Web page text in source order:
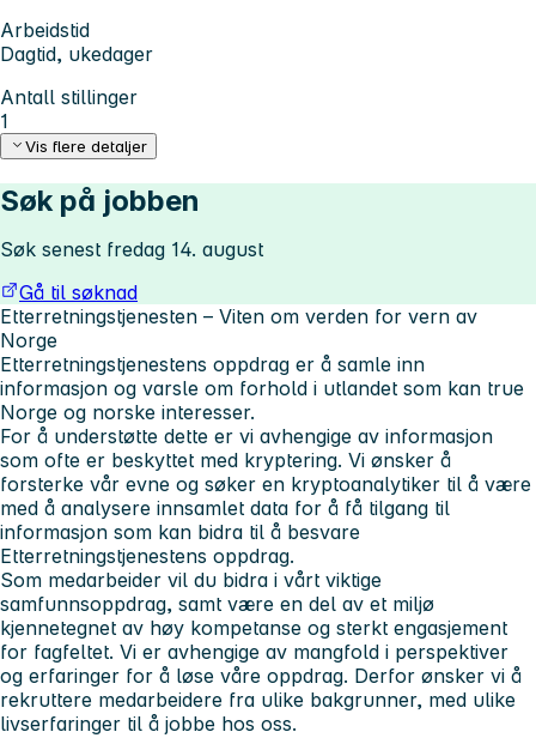
Arbeidstid
Dagtid, ukedager
Antall stillinger
1
Vis flere detaljer
Søk på jobben
Søk senest fredag 14. august
Gå til søknad
Etterretningstjenesten – Viten om verden for vern av
Norge
Etterretningstjenestens oppdrag er å samle inn
informasjon og varsle om forhold i utlandet som kan true
Norge og norske interesser.
For å understøtte dette er vi avhengige av informasjon
som ofte er beskyttet med kryptering. Vi ønsker å
forsterke vår evne og søker en kryptoanalytiker til å være
med å analysere innsamlet data for å få tilgang til
informasjon som kan bidra til å besvare
Etterretningstjenestens oppdrag.
Som medarbeider vil du bidra i vårt viktige
samfunnsoppdrag, samt være en del av et miljø
kjennetegnet av høy kompetanse og sterkt engasjement
for fagfeltet. Vi er avhengige av mangfold i perspektiver
og erfaringer for å løse våre oppdrag. Derfor ønsker vi å
rekruttere medarbeidere fra ulike bakgrunner, med ulike
livserfaringer til å jobbe hos oss.